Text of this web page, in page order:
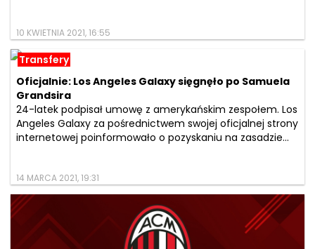
10 KWIETNIA 2021, 16:55
Transfery
Oficjalnie: Los Angeles Galaxy sięgnęło po Samuela
Grandsira
24-latek podpisał umowę z amerykańskim zespołem. Los
Angeles Galaxy za pośrednictwem swojej oficjalnej strony
internetowej poinformowało o pozyskaniu na zasadzie...
14 MARCA 2021, 19:31